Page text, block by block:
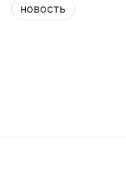
новость